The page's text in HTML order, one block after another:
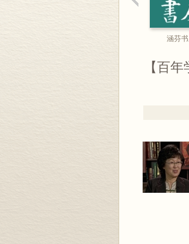
涵芬
【百